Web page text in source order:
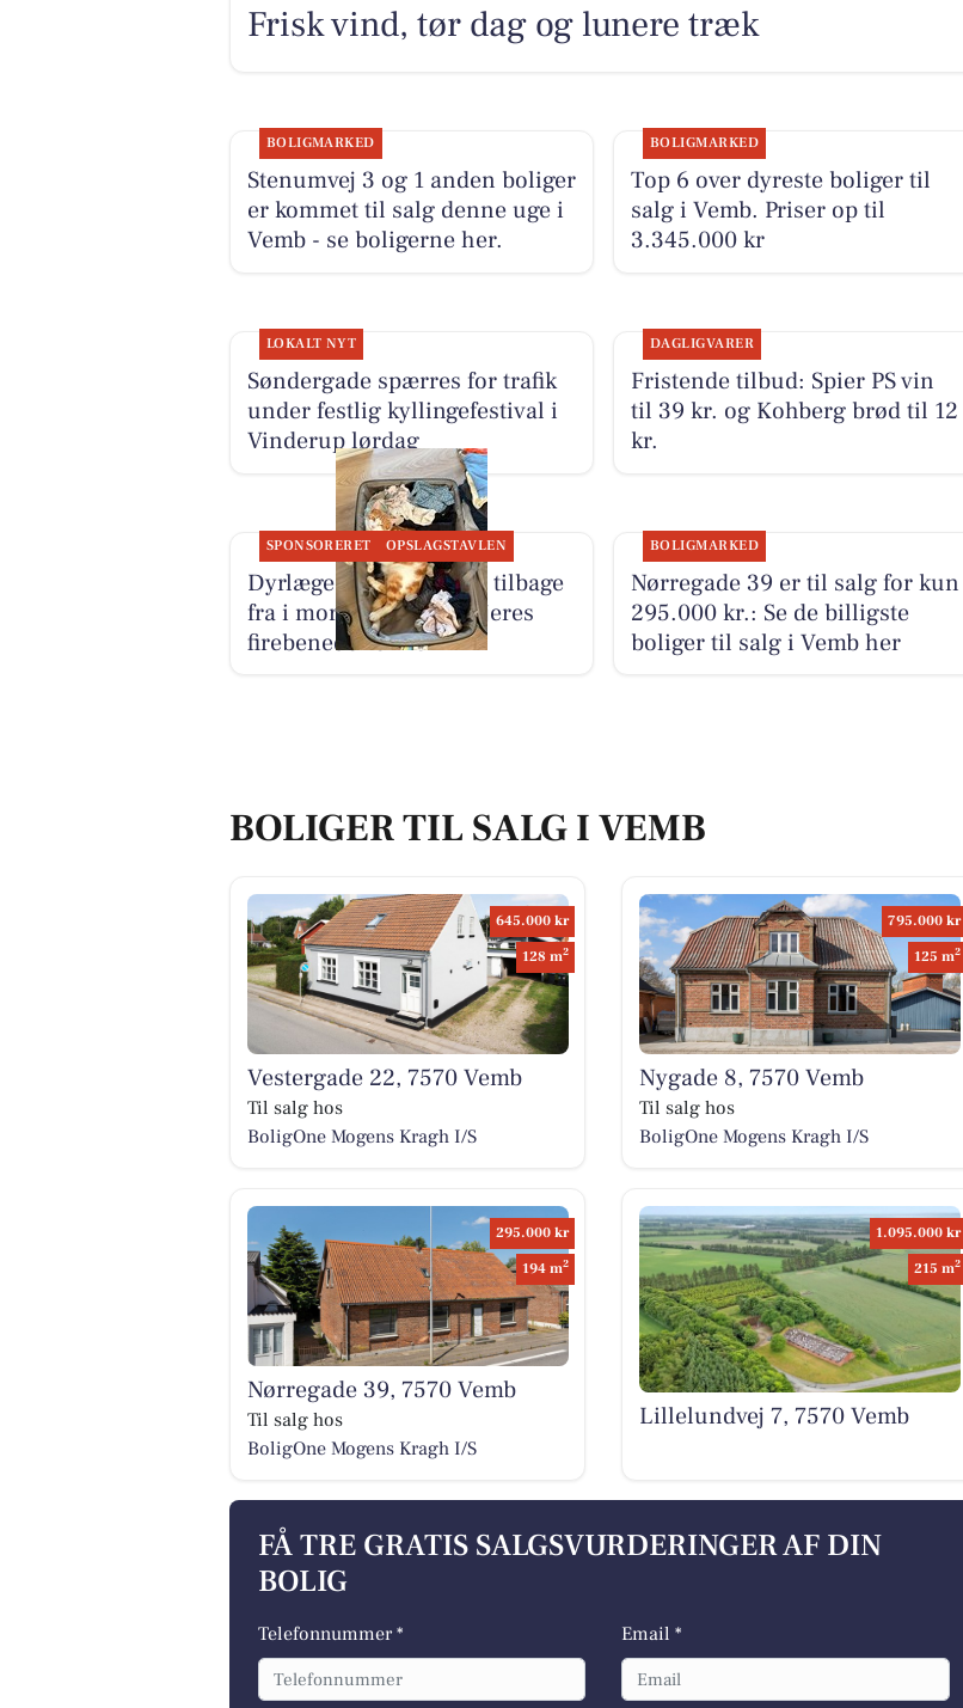
Frisk vind, tør dag og lunere træk
BOLIGMARKED
Stenumvej 3 og 1 anden boliger
er kommet til salg denne uge i
Vemb - se boligerne her.
BOLIGMARKED
Top 6 over dyreste boliger til
salg i Vemb. Priser op til
3.345.000 kr
LOKALT NYT
Søndergade spærres for trafik
under festlig kyllingefestival i
Vinderup lørdag
DAGLIGVARER
Fristende tilbud: Spier PS vin
til 39 kr. og Kohberg brød til 12
kr.
SPONSORERET OPSLAGSTAVLEN
Dyrlæge Center Vest er tilbage
fra i morgen for jer og jeres
firebenede venner
BOLIGMARKED
Nørregade 39 er til salg for kun
295.000 kr.: Se de billigste
boliger til salg i Vemb her
BOLIGER TIL SALG I VEMB
645.000 kr
128 m2
Vestergade 22, 7570 Vemb
Til salg hos
BoligOne Mogens Kragh I/S
795.000 kr
125 m2
Nygade 8, 7570 Vemb
Til salg hos
BoligOne Mogens Kragh I/S
295.000 kr
194 m2
Nørregade 39, 7570 Vemb
Til salg hos
BoligOne Mogens Kragh I/S
1.095.000 kr
215 m2
Lillelundvej 7, 7570 Vemb
FÅ TRE GRATIS SALGSVURDERINGER AF DIN
BOLIG
Telefonnummer * Email *